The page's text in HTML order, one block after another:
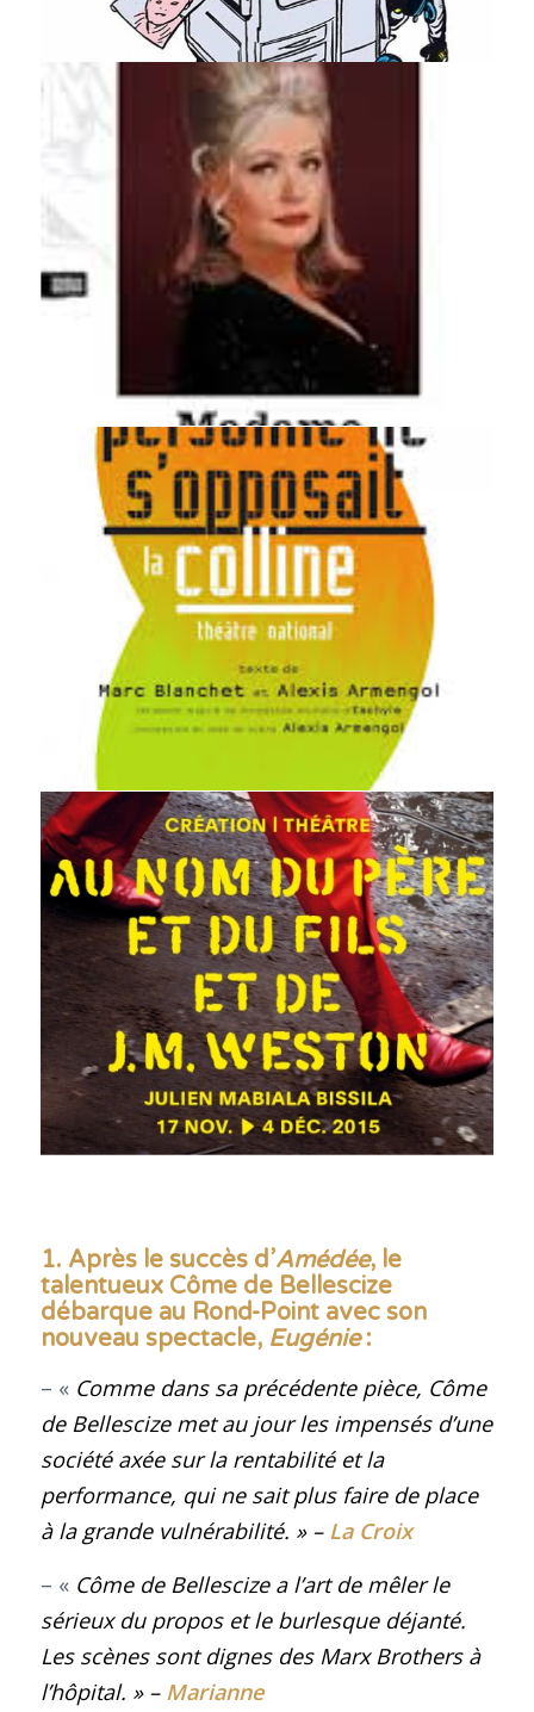
1. Après le succès d’Amédée, le
talentueux Côme de Bellescize
débarque au Rond-Point avec son
nouveau spectacle, Eugénie:
– « Comme dans sa précédente pièce, Côme
de Bellescize met au jour les impensés d’une
société axée sur la rentabilité et la
performance, qui ne sait plus faire de place
à la grande vulnérabilité. »– La Croix
– « Côme de Bellescize a l’art de mêler le
sérieux du propos et le burlesque déjanté.
Les scènes sont dignes des Marx Brothers à
l’hôpital. » – Marianne